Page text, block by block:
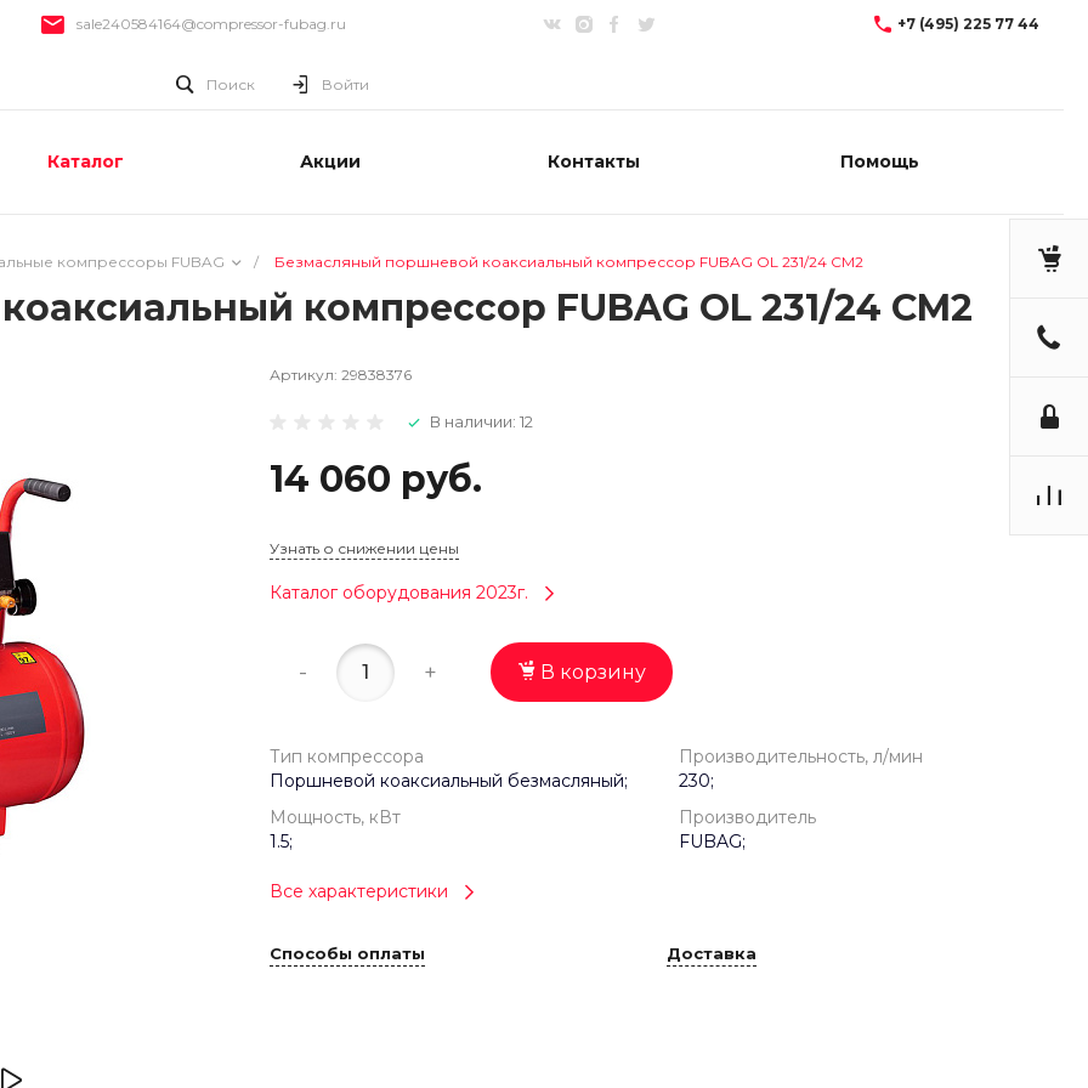
sale240584164@compressor-fubag.ru +7 (495) 225 77 44
Поиск Войти
Каталог Акции Контакты Помощь
компрессоры FUBAG / Безмасляный поршневой коаксиальный компрессор FUBAG OL 231/24 CM2
компрессор FUBAG OL 231/24 CM2
Артикул: 29838376
В наличии: 12
14 060 руб.
Узнать о снижении цены
Каталог оборудования 2023г.
- + В корзину
Тип компрессора
Поршневой коаксиальный безмасляный;
Производительность, л/мин
230;
Мощность, кВт
1.5;
Производитель
FUBAG;
Все характеристики
Способы оплаты Доставка